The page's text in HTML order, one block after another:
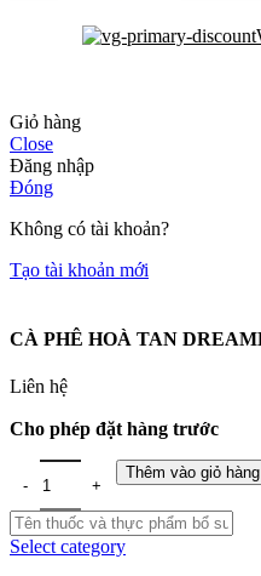
Giỏ hàng
Close
Đăng nhập
Đóng
Không có tài khoản?
Tạo tài khoản mới
CÀ PHÊ HOÀ TAN
Liên hệ
Cho phép đặt hàng trước
Thêm vào giỏ hàng
Select category